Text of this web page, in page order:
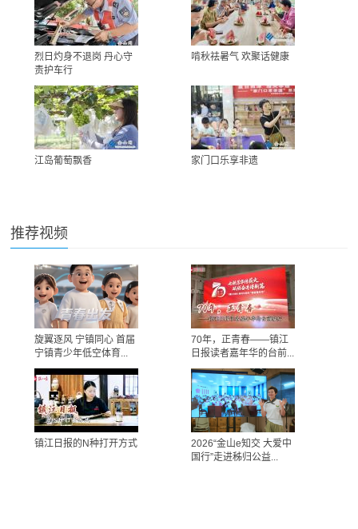
烈日灼身不退岗 丹心守
责护车行
啃秋祛暑气 欢聚话健康
江岛葡萄飘香 家门口乐享非遗
推荐视频
旋翼逐风 宁镇同心 首届
宁镇青少年低空体育...
70年，正青春——镇江
日报读者嘉年华的台前...
镇江日报的N种打开方式
2026“金山e知交 大爱中
国行”走进秭归公益...